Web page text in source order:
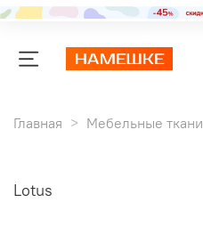
Главная Мебельные ткани
Lotus